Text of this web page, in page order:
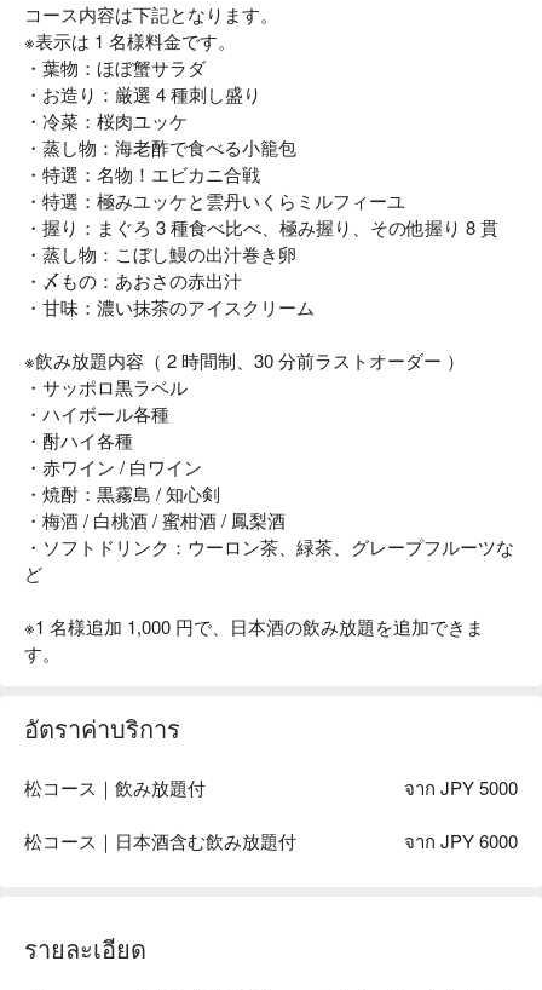
コース内容は下記となります。
※表示は 1 名様料金です。
・葉物：ほぼ蟹サラダ
・お造り：厳選 4 種刺し盛り
・冷菜：桜肉ユッケ
・蒸し物：海老酢で食べる小籠包
・特選：名物！エビカニ合戦
・特選：極みユッケと雲丹いくらミルフィーユ
・握り：まぐろ 3 種食べ比べ、極み握り、その他握り 8 貫
・蒸し物：こぼし鰻の出汁巻き卵
・〆もの：あおさの赤出汁
・甘味：濃い抹茶のアイスクリーム
※飲み放題内容（ 2 時間制、30 分前ラストオーダー ）
・サッポロ黒ラベル
・ハイボール各種
・酎ハイ各種
・赤ワイン / 白ワイン
・焼酎：黒霧島 / 知心剣
・梅酒 / 白桃酒 / 蜜柑酒 / 鳳梨酒
・ソフトドリンク：ウーロン茶、緑茶、グレープフルーツな
ど
※1 名様追加 1,000 円で、日本酒の飲み放題を追加できま
す。
อัตราค่าบริการ
松コース｜飲み放題付 จาก JPY 5000
松コース｜日本酒含む飲み放題付 จาก JPY 6000
รายละเอียด